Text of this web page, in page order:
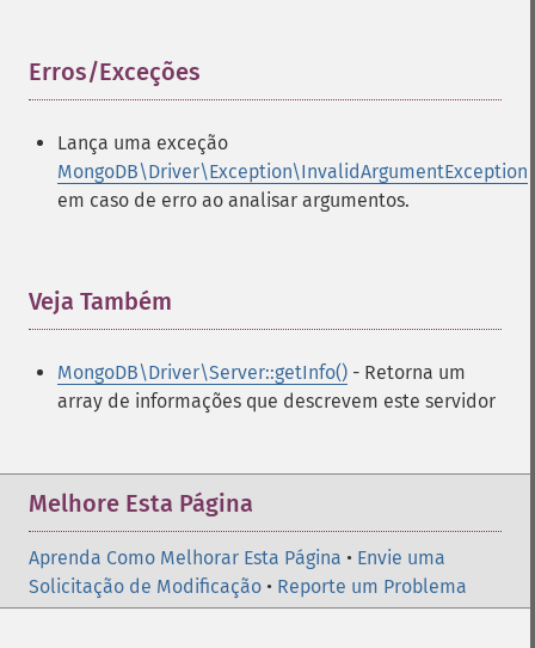
Erros/Exceções
Lança uma exceção
MongoDB\Driver\Exception\InvalidArgumentException
em caso de erro ao analisar argumentos.
Veja Também
MongoDB\Driver\Server::getInfo() - Retorna um
array de informações que descrevem este servidor
Melhore Esta Página
Aprenda Como Melhorar Esta Página • Envie uma
Solicitação de Modificação • Reporte um Problema